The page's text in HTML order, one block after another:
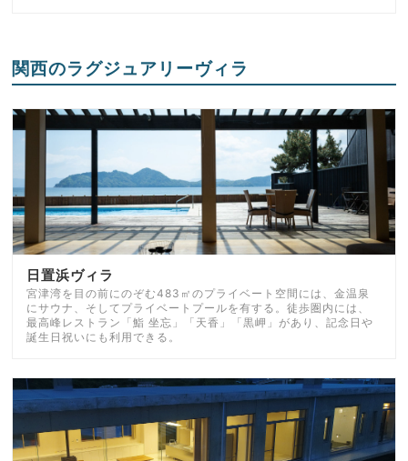
関西のラグジュアリーヴィラ
日置浜ヴィラ
宮津湾を目の前にのぞむ483㎡のプライベート空間には、金温泉
にサウナ、そしてプライベートプールを有する。徒歩圏内には、
最高峰レストラン「鮨 坐忘」「天香」「黒岬」があり、記念日や
誕生日祝いにも利用できる。